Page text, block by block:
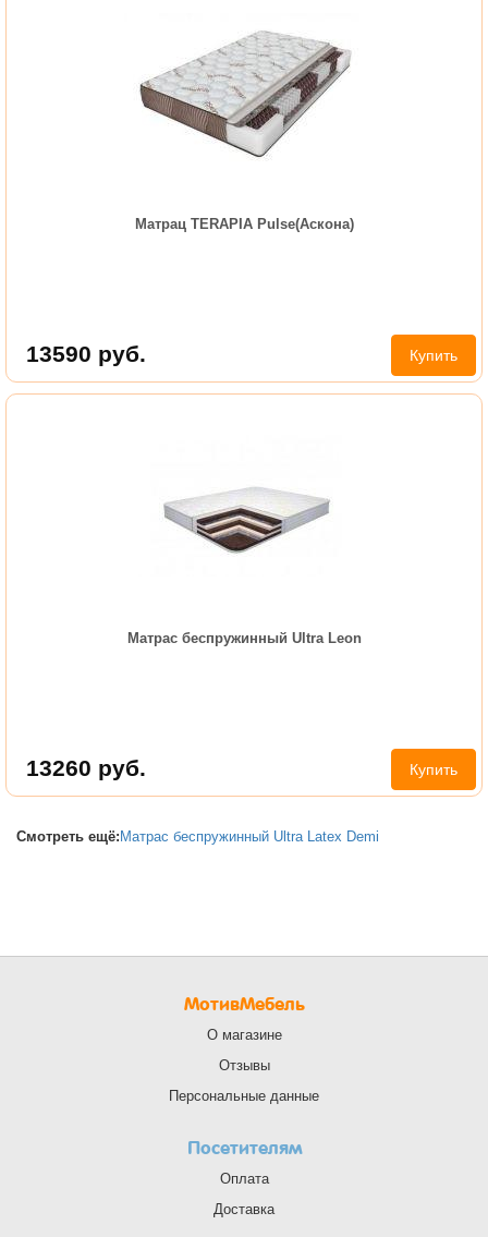
Матрац TERAPIA Pulse(Аскона)
13590 руб. Купить
Матрас беспружинный Ultra Leon
13260 руб. Купить
Смотреть ещё:Матрас беспружинный Ultra Latex Demi
МотивМебель
О магазине
Отзывы
Персональные данные
Посетителям
Оплата
Доставка